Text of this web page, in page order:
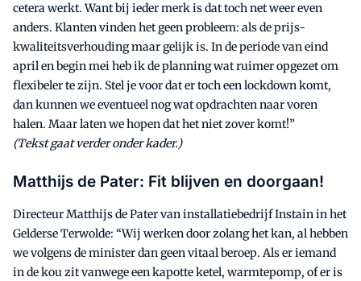
cetera werkt. Want bij ieder merk is dat toch net weer even
anders. Klanten vinden het geen probleem: als de prijs-
kwaliteitsverhouding maar gelijk is. In de periode van eind
april en begin mei heb ik de planning wat ruimer opgezet om
flexibeler te zijn. Stel je voor dat er toch een lockdown komt,
dan kunnen we eventueel nog wat opdrachten naar voren
halen. Maar laten we hopen dat het niet zover komt!”
(Tekst gaat verder onder kader.)
Matthijs de Pater: Fit blijven en doorgaan!
Directeur Matthijs de Pater van installatiebedrijf Instain in het
Gelderse Terwolde: “Wij werken door zolang het kan, al hebben
we volgens de minister dan geen vitaal beroep. Als er iemand
in de kou zit vanwege een kapotte ketel, warmtepomp, of er is